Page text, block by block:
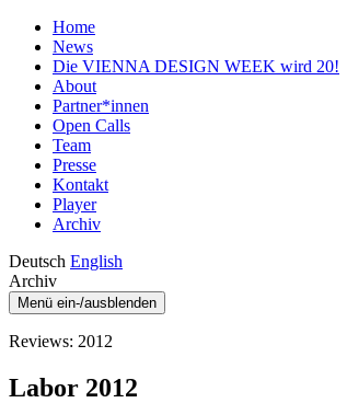
Home
News
Die VIENNA DESIGN WEEK wird 20!
About
Partner*innen
Open Calls
Team
Presse
Kontakt
Player
Archiv
Deutsch English
Archiv
Menü ein-/ausblenden
Reviews: 2012
Labor 2012